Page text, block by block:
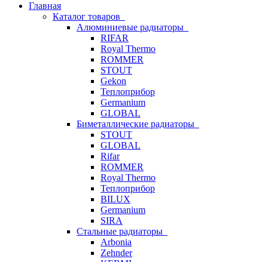
Главная
Каталог товаров
Алюминиевые радиаторы
RIFAR
Royal Thermo
ROMMER
STOUT
Gekon
Теплоприбор
Germanium
GLOBAL
Биметаллические радиаторы
STOUT
GLOBAL
Rifar
ROMMER
Royal Thermo
Теплоприбор
BILUX
Germanium
SIRA
Стальные радиаторы
Arbonia
Zehnder